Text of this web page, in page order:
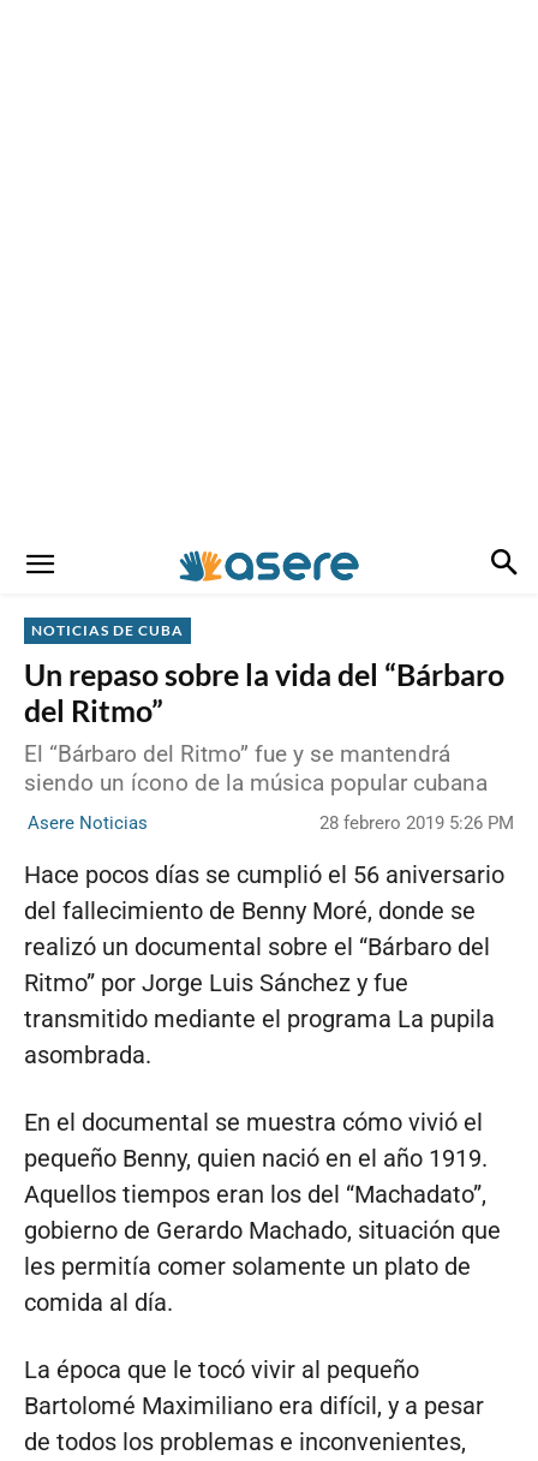
NOTICIAS DE CUBA
Un repaso sobre la vida del “Bárbaro
del Ritmo”
El “Bárbaro del Ritmo” fue y se mantendrá
siendo un ícono de la música popular cubana
Asere Noticias 28 febrero 2019 5:26 PM
Hace pocos días se cumplió el 56 aniversario
del fallecimiento de Benny Moré, donde se
realizó un documental sobre el “Bárbaro del
Ritmo” por Jorge Luis Sánchez y fue
transmitido mediante el programa La pupila
asombrada.
En el documental se muestra cómo vivió el
pequeño Benny, quien nació en el año 1919.
Aquellos tiempos eran los del “Machadato”,
gobierno de Gerardo Machado, situación que
les permitía comer solamente un plato de
comida al día.
La época que le tocó vivir al pequeño
Bartolomé Maximiliano era difícil, y a pesar
de todos los problemas e inconvenientes,